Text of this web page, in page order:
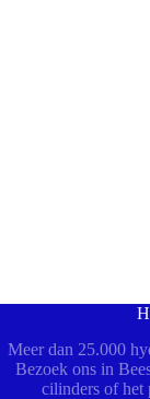
Meer dan 25.000
Bezoek ons in
cilinders of het